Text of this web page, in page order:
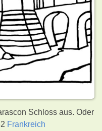
Schloss aus. Oder
Frankreich